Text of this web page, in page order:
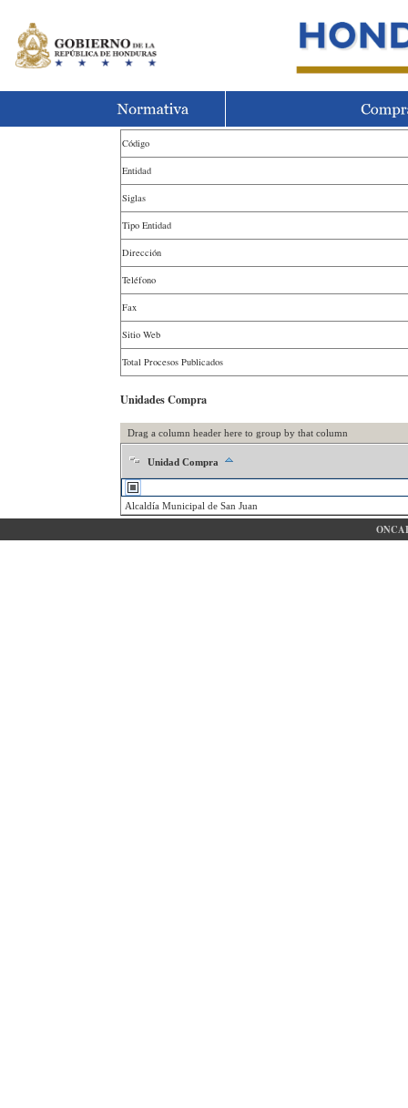
Código
Entidad
Siglas
Tipo Entidad
Dirección
Teléfono
Fax
Sitio Web
Total Procesos Publicados
Unidades Compra
Drag a column header here to group by that column
Unidad Compra
Alcaldía Municipal de San Juan